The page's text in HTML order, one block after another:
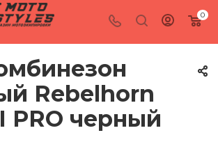
0
Rebelhorn
PRO черный